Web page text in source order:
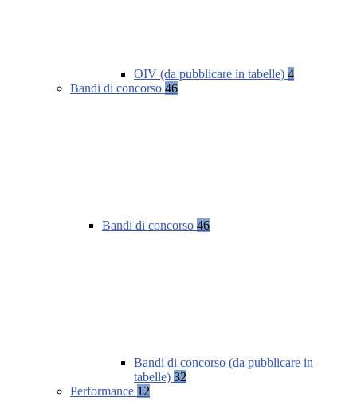
OIV (da pubblicare in tabelle) 4
Bandi di concorso 46
Bandi di concorso 46
Bandi di concorso (da pubblicare in
tabelle) 32
Performance 12